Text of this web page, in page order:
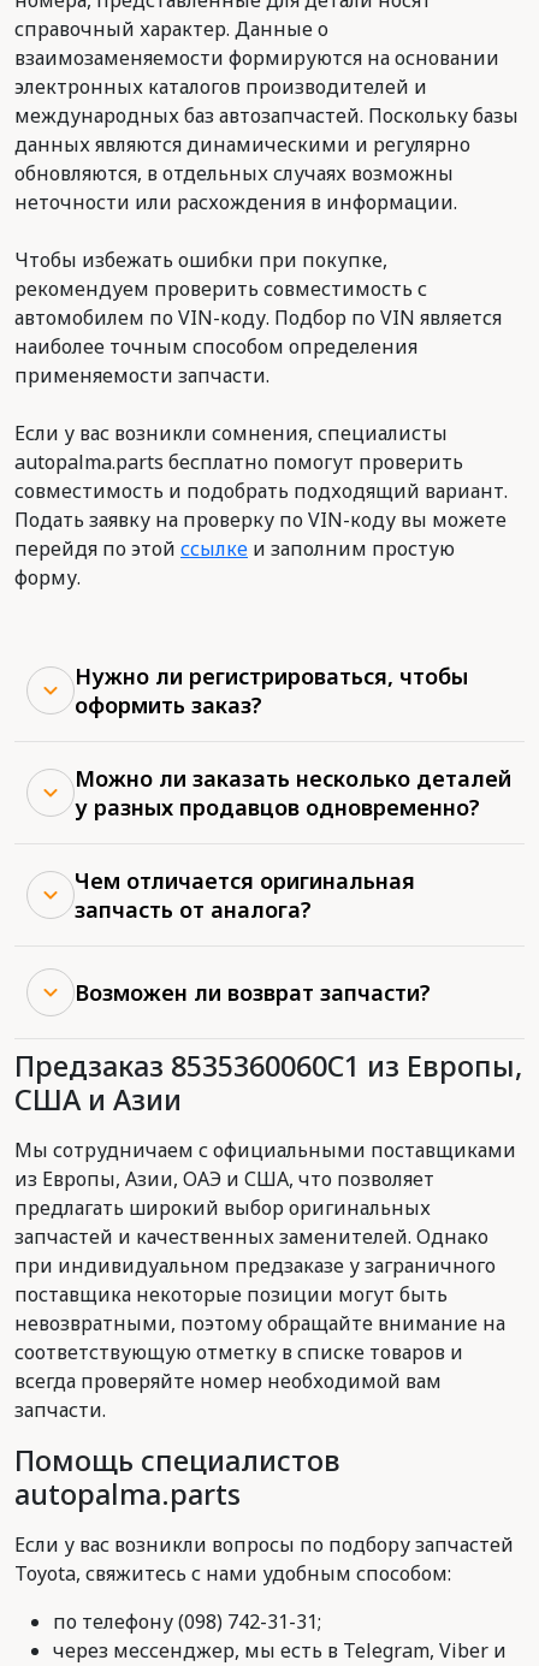
справочный характер. Данные о
взаимозаменяемости формируются на основании
электронных каталогов производителей и
международных баз автозапчастей. Поскольку базы
данных являются динамическими и регулярно
обновляются, в отдельных случаях возможны
неточности или расхождения в информации.
Чтобы избежать ошибки при покупке,
рекомендуем проверить совместимость с
автомобилем по VIN-коду. Подбор по VIN является
наиболее точным способом определения
применяемости запчасти.
Если у вас возникли сомнения, специалисты
autopalma.parts бесплатно помогут проверить
совместимость и подобрать подходящий вариант.
Подать заявку на проверку по VIN-коду вы можете
перейдя по этой ссылке и заполним простую
форму.
Нужно ли регистрироваться, чтобы
оформить заказ?
Можно ли заказать несколько деталей
у разных продавцов одновременно?
Чем отличается оригинальная
запчасть от аналога?
Возможен ли возврат запчасти?
Предзаказ 8535360060C1 из Европы,
США и Азии
Мы сотрудничаем с официальными поставщиками
из Европы, Азии, ОАЭ и США, что позволяет
предлагать широкий выбор оригинальных
запчастей и качественных заменителей. Однако
при индивидуальном предзаказе у заграничного
поставщика некоторые позиции могут быть
невозвратными, поэтому обращайте внимание на
соответствующую отметку в списке товаров и
всегда проверяйте номер необходимой вам
запчасти.
Помощь специалистов
autopalma.parts
Если у вас возникли вопросы по подбору запчастей
Toyota, свяжитесь с нами удобным способом:
по телефону (098) 742-31-31;
через мессенджер, мы есть в Telegram, Viber и